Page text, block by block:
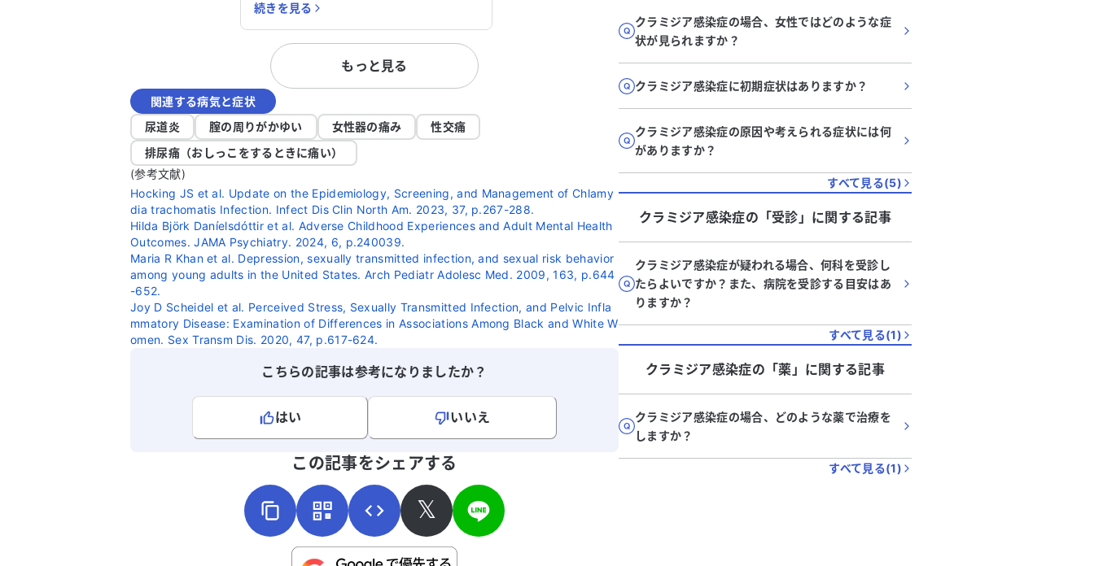
れました。インフルやコロナは陰性でし
た。クラミジアの可能性はありますか？
続きを見る
もっと見る
関連する病気と症状
尿道炎
腟の周りがかゆい 女性器の痛み
性交痛
排尿痛（おしっこをするときに痛い）
(参考文献)
Hocking JS et al. Update on the Epidemiology, Screening, and Management of Chlamy
dia trachomatis Infection. Infect Dis Clin North Am. 2023, 37, p.267-288.
Hilda Björk Daníelsdóttir et al. Adverse Childhood Experiences and Adult Mental Health
Outcomes. JAMA Psychiatry. 2024, 6, p.240039.
Maria R Khan et al. Depression, sexually transmitted infection, and sexual risk behavior
among young adults in the United States. Arch Pediatr Adolesc Med. 2009, 163, p.644
-652.
Joy D Scheidel et al. Perceived Stress, Sexually Transmitted Infection, and Pelvic Infla
mmatory Disease: Examination of Differences in Associations Among Black and White W
omen. Sex Transm Dis. 2020, 47, p.617-624.
こちらの記事は参考になりましたか？
はい
いいえ
この記事をシェアする
𝕏
クラミジア感染症の場合、女性ではどのような症
状が見られますか？
クラミジア感染症に初期症状はありますか？
クラミジア感染症の原因や考えられる症状には何
がありますか？
すべて見る(5)
クラミジア感染症の「受診 」に関する記事
クラミジア感染症が疑われる場合、何科を受診し
たらよいですか？また、病院を受診する目安はあ
りますか？
すべて見る(1)
クラミジア感染症の「薬 」に関する記事
クラミジア感染症の場合、どのような薬で治療を
しますか？
すべて見る(1)